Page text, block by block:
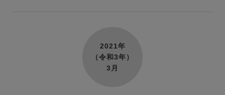
2021年
（令和3年）
3月